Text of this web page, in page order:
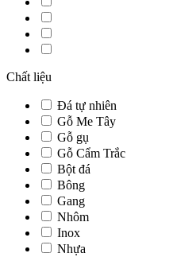
Chất liệu
Đá tự nhiên
Gỗ Me Tây
Gỗ gụ
Gỗ Cẩm Trắc
Bột đá
Bông
Gang
Nhôm
Inox
Nhựa